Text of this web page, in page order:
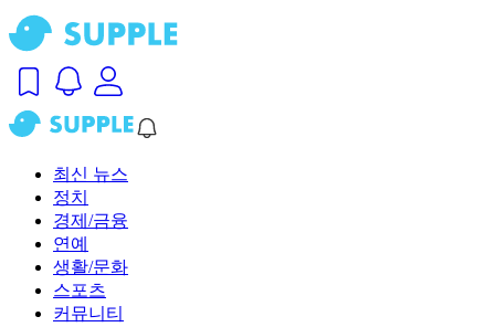
최신 뉴스
정치
경제/금융
연예
생활/문화
스포츠
커뮤니티